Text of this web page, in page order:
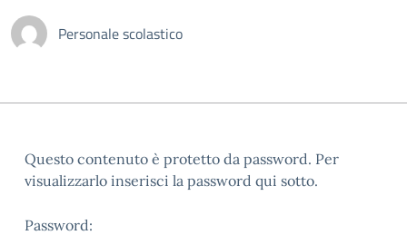
Personale scolastico
Questo contenuto è protetto da password. Per
visualizzarlo inserisci la password qui sotto.
Password: